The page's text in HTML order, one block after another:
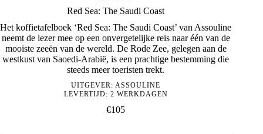
Red Sea: The Saudi Coast
Het koffietafelboek ‘Red Sea: The Saudi Coast’ van Assouline
neemt de lezer mee op een onvergetelijke reis naar één van de
mooiste zeeën van de wereld. De Rode Zee, gelegen aan de
westkust van Saoedi-Arabië, is een prachtige bestemming die
steeds meer toeristen trekt.
UITGEVER:ASSOULINE
LEVERTIJD: 2 WERKDAGEN
€105